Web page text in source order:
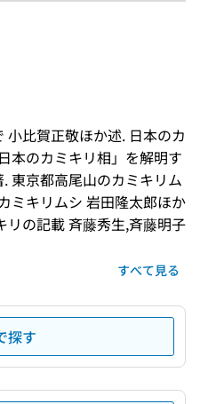
比賀正敬ほか述. 日本のカ
本のカミキリ相」を解明す
東京都高尾山のカミキリム
ミキリムシ 岩田隆太郎ほか
リの記載 斉藤秀生,斉藤明子
すべて見る
探す